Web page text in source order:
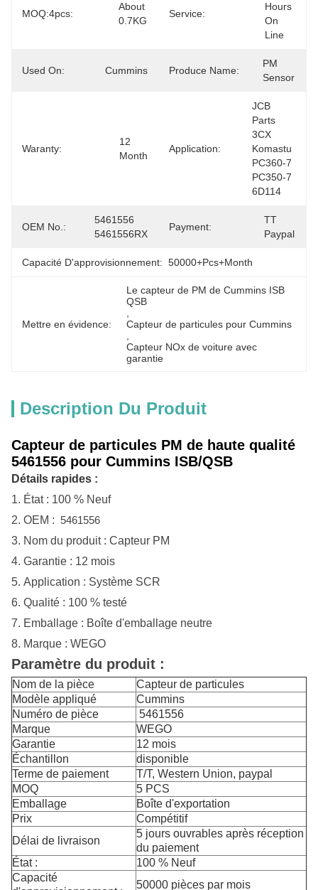
MOQ:4pcs:
About
0.7KG
Service:
Hours
On
Line
Used On: Cummins Produce Name:
PM
Sensor
Waranty:
12
Month
Application:
JCB
Parts
3CX
Komastu
PC360-7
PC350-7
6D114
OEM No.:
5461556
5461556RX
Payment:
TT
Paypal
Capacité D'approvisionnement: 50000+Pcs+Month
Mettre en évidence:
Le capteur de PM de Cummins ISB
QSB
Capteur de particules pour Cummins
Capteur NOx de voiture avec
garantie
Description Du Produit
Capteur de particules PM de haute qualité
5461556 pour Cummins ISB/QSB
Détails rapides :
1. État : 100 % Neuf
2. OEM : 5461556
3. Nom du produit : Capteur PM
4. Garantie : 12 mois
5. Application : Système SCR
6. Qualité : 100 % testé
7. Emballage : Boîte d'emballage neutre
8. Marque : WEGO
Paramètre du produit :
Nom de la pièce
Capteur de particules
Modèle appliqué
Cummins
Numéro de pièce
​ 5461556
Marque
WEGO
Garantie
12 mois
Échantillon
disponible
Terme de paiement
T/T, Western Union, paypal
MOQ
5 PCS
Emballage
Boîte d'exportation
Prix
Compétitif
Délai de livraison
5 jours ouvrables après réception
du paiement
État :
100 % Neuf
Capacité
50000 pièces par mois